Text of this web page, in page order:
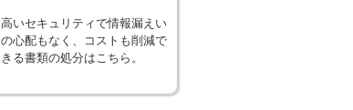
高いセキュリティで情報漏えい
の心配もなく、コストも削減で
きる書類の処分はこちら。